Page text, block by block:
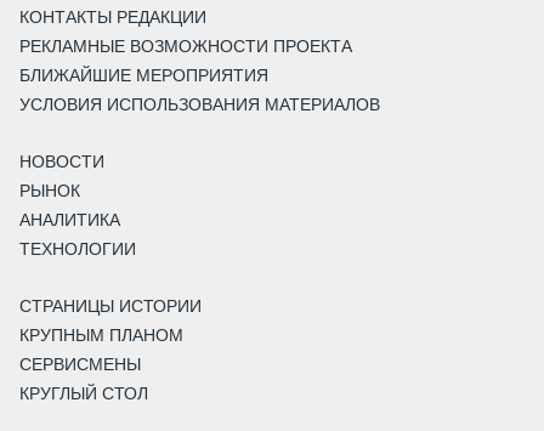
КОНТАКТЫ РЕДАКЦИИ
РЕКЛАМНЫЕ ВОЗМОЖНОСТИ ПРОЕКТА
БЛИЖАЙШИЕ МЕРОПРИЯТИЯ
УСЛОВИЯ ИСПОЛЬЗОВАНИЯ МАТЕРИАЛОВ
НОВОСТИ
РЫНОК
АНАЛИТИКА
ТЕХНОЛОГИИ
СТРАНИЦЫ ИСТОРИИ
КРУПНЫМ ПЛАНОМ
СЕРВИСМЕНЫ
КРУГЛЫЙ СТОЛ